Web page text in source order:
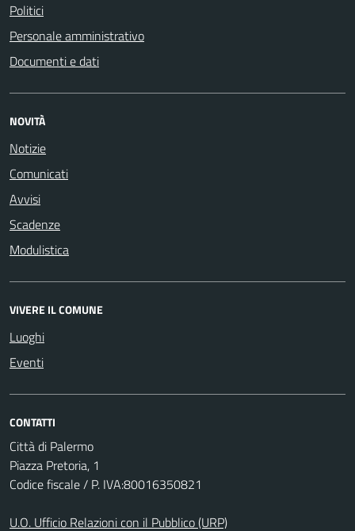
Politici
Personale amministrativo
Documenti e dati
NOVITÀ
Notizie
Comunicati
Avvisi
Scadenze
Modulistica
VIVERE IL COMUNE
Luoghi
Eventi
CONTATTI
Città di Palermo
Piazza Pretoria, 1
Codice fiscale / P. IVA:80016350821
U.O. Ufficio Relazioni con il Pubblico (URP)